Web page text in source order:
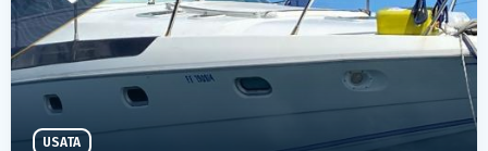
USATA